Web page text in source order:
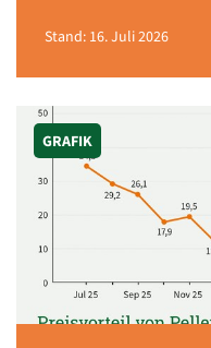
Stand: 16. Juli 2026
GRAFIK